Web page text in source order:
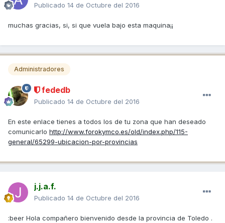
Publicado 14 de Octubre del 2016
muchas gracias, si, si que vuela bajo esta maquina¡¡
Administradores
fededb
Publicado 14 de Octubre del 2016
En este enlace tienes a todos los de tu zona que han deseado
comunicarlo http://www.forokymco.es/old/index.php/115-
general/65299-ubicacion-por-provincias
j.j.a.f.
Publicado 14 de Octubre del 2016
:beer Hola compañero bienvenido desde la provincia de Toledo .